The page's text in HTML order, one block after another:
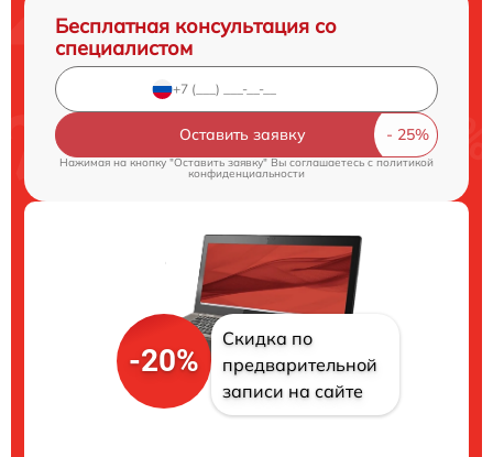
Бесплатная консультация со
специалистом
Оставить заявку
Нажимая на кнопку "Оставить заявку" Вы соглашаетесь cполитикой
конфиденциальности
-20%
Скидка по
предварительной
записи на сайте